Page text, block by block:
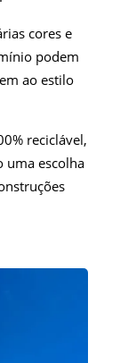
cores e
podem
ao estilo
reciclável,
uma escolha